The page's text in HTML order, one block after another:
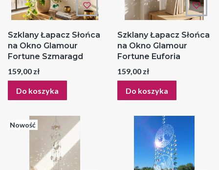
Szklany Łapacz Słońca
na Okno Glamour
Fortune Szmaragd
Cena
159,00 zł
Do koszyka
Szklany Łapacz Słońca
na Okno Glamour
Fortune Euforia
Cena
159,00 zł
Do koszyka
Nowość